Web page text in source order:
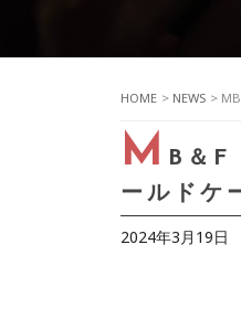
HOME > NEWS >
M B＆F
ールドケ
2024年3月19日